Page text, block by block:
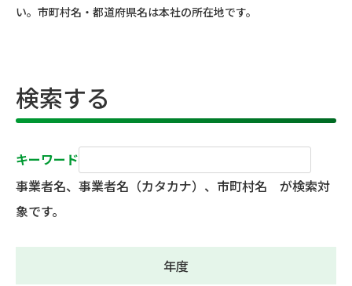
い。市町村名・都道府県名は本社の所在地です。
検索する
キーワード
事業者名、事業者名（カタカナ）、市町村名 が検索対
象です。
年度